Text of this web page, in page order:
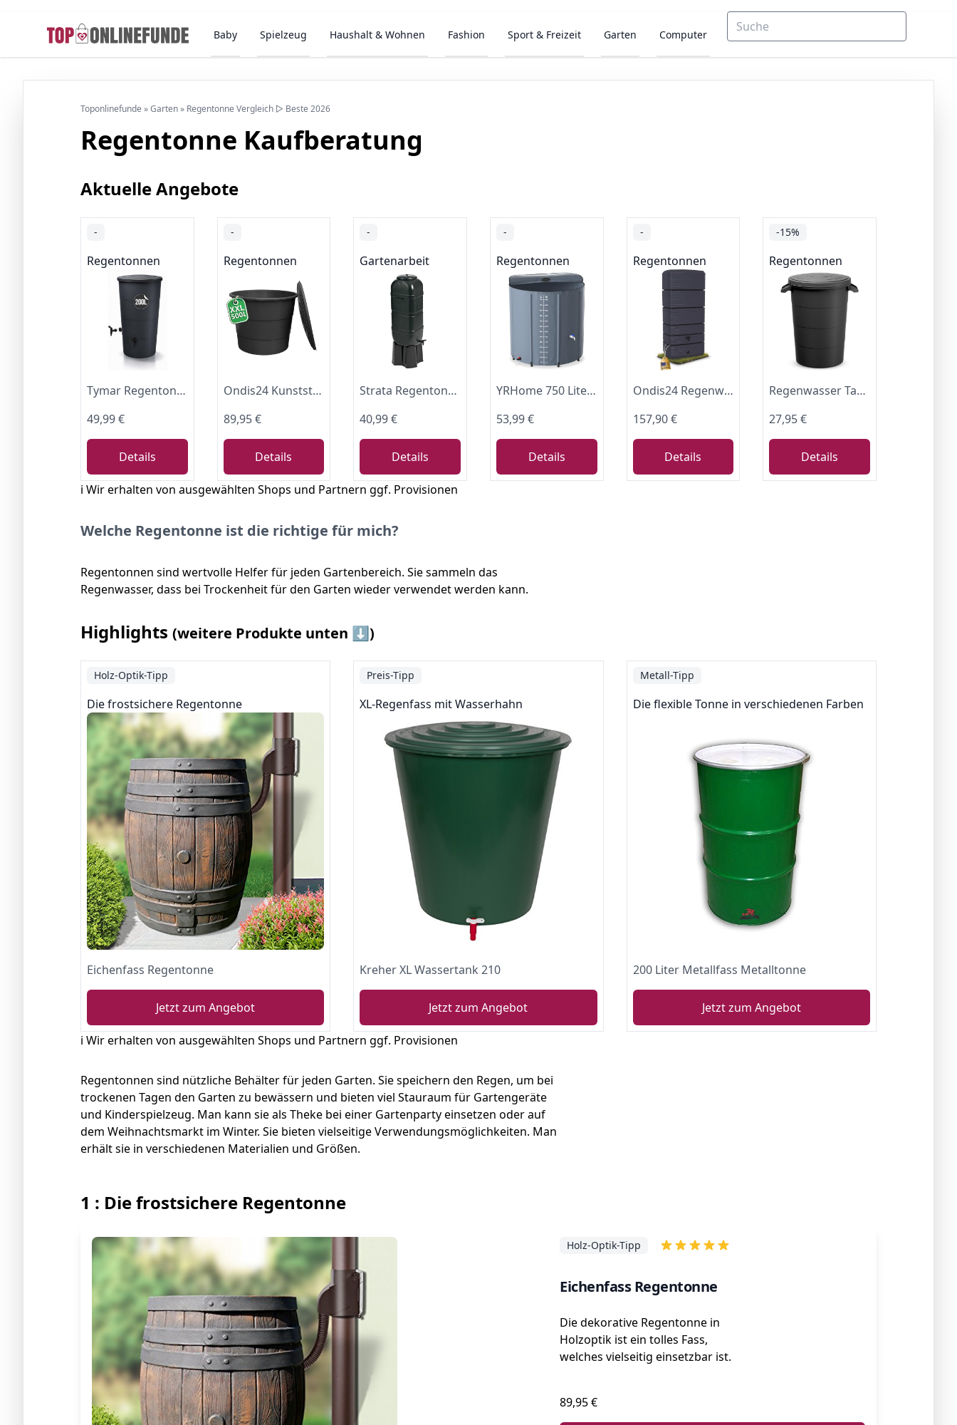
Baby Spielzeug Haushalt & Wohnen Fashion Sport & Freizeit Garten Computer
Toponlinefunde »Garten» Regentonne Vergleich ▷ Beste 2026
Regentonne Kaufberatung
Aktuelle Angebote
-
Regentonnen
Tymar Regentonne Anthrazit, Regenfass 200L, Wassertonne mit Wasserhahn, Regenwassertank für Garten & Balkon, Regenwassertonne Ø60x107cm_IDSM
49,99 €
Details
-
Regentonnen
Ondis24 Kunststoff Regentonne XXL 500L mit Deckel – Wasserspeicher Fass für Garten, robust & UV-beständig, Regenwassertank zur Bewässerung, Regenfass mit Füllstandsanzeige
89,95 €
Details
-
Gartenarbeit
Strata Regentonnen-Set, 4-teiliger Standfuß und Regensammler, 100 L, Schwarz, 36 x 32 x 96 cm
40,99 €
Details
-
Regentonnen
YRHome 750 Liter Faltbare Regentonne Regenwassertonne Regenwassertank UV-stabil & witterungsbeständig Mit Überlaufschutz & seitlicher Skala Kompakt für Garten, Balkon, Camping Anthrazit
53,99 €
Details
-
Regentonnen
Ondis24 Regenwasser Wandtank Regenfass Eco 300 Liter Graphit anthrazit inkl. Wasserhahn
157,90 €
Details
-15%
Regentonnen
Regenwasser Tank 80 Liter mit Deckel und Griffen - anthrazit
27,95 €
Details
ℹ️ Wir erhalten von ausgewählten Shops und Partnern ggf. Provisionen
Welche Regentonne ist die richtige für mich?
Regentonnen sind wertvolle Helfer für jeden Gartenbereich. Sie sammeln das
Regenwasser, dass bei Trockenheit für den Garten wieder verwendet werden kann.
Highlights (weitere Produkte unten ⬇️)
Holz-Optik-Tipp
Die frostsichere Regentonne
Eichenfass Regentonne
Jetzt zum Angebot
Preis-Tipp
XL-Regenfass mit Wasserhahn
Kreher XL Wassertank 210
Jetzt zum Angebot
Metall-Tipp
Die flexible Tonne in verschiedenen Farben
200 Liter Metallfass Metalltonne
Jetzt zum Angebot
ℹ️ Wir erhalten von ausgewählten Shops und Partnern ggf. Provisionen
Regentonnen sind nützliche Behälter für jeden Garten. Sie speichern den Regen, um bei
trockenen Tagen den Garten zu bewässern und bieten viel Stauraum für Gartengeräte
und Kinderspielzeug. Man kann sie als Theke bei einer Gartenparty einsetzen oder auf
dem Weihnachtsmarkt im Winter. Sie bieten vielseitige Verwendungsmöglichkeiten. Man
erhält sie in verschiedenen Materialien und Größen.
1 : Die frostsichere Regentonne
Eichenfass Regentonne
Holz-Optik-Tipp
Die dekorative Regentonne in
Holzoptik ist ein tolles Fass,
welches vielseitig einsetzbar ist.
89,95 €